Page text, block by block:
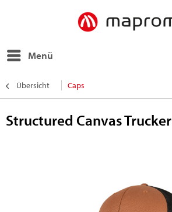
Menü
Übersicht Caps
Structured Canvas Trucker